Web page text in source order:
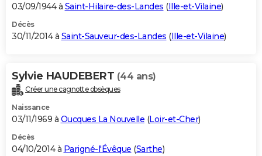
03/09/1944 à Saint-Hilaire-des-Landes (Ille-et-Vilaine)
Décès
30/11/2014 à Saint-Sauveur-des-Landes (Ille-et-Vilaine)
Sylvie HAUDEBERT (44 ans)
Créer une cagnotte obsèques
Naissance
03/11/1969 à Oucques La Nouvelle (Loir-et-Cher)
Décès
04/10/2014 à Parigné-l'Évêque (Sarthe)